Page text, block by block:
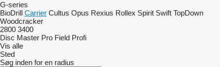
G-series
BioDrill Carrier Cultus Opus Rexius Rollex Spirit Swift TopDown
Woodcracker
2800 3400
Disc Master Pro Field Profi
Vis alle
Sted
Søg inden for en radius